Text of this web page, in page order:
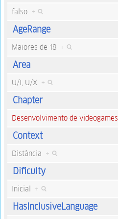
falso +
AgeRange
Maiores de 18 +
Area
U/I, U/X +
Chapter
Desenvolvimento de videogames
Context
Distância +
Dificulty
Inicial +
HasInclusiveLanguage